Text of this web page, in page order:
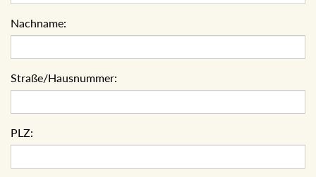
Nachname:
Straße/Hausnummer:
PLZ: